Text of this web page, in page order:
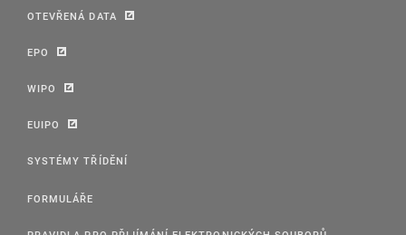
OTEVŘENÁ DATA
EPO
WIPO
EUIPO
SYSTÉMY TŘÍDĚNÍ
FORMULÁŘE